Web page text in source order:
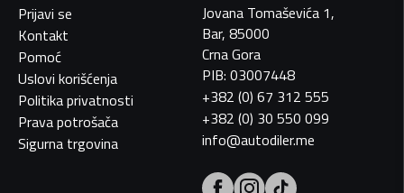
Prijavi se
Kontakt
Pomoć
Uslovi korišćenja
Politika privatnosti
Prava potrošača
Sigurna trgovina
Jovana Tomaševića 1,
Bar, 85000
Crna Gora
PIB: 03007448
+382 (0) 67 312 555
+382 (0) 30 550 099
info@autodiler.me